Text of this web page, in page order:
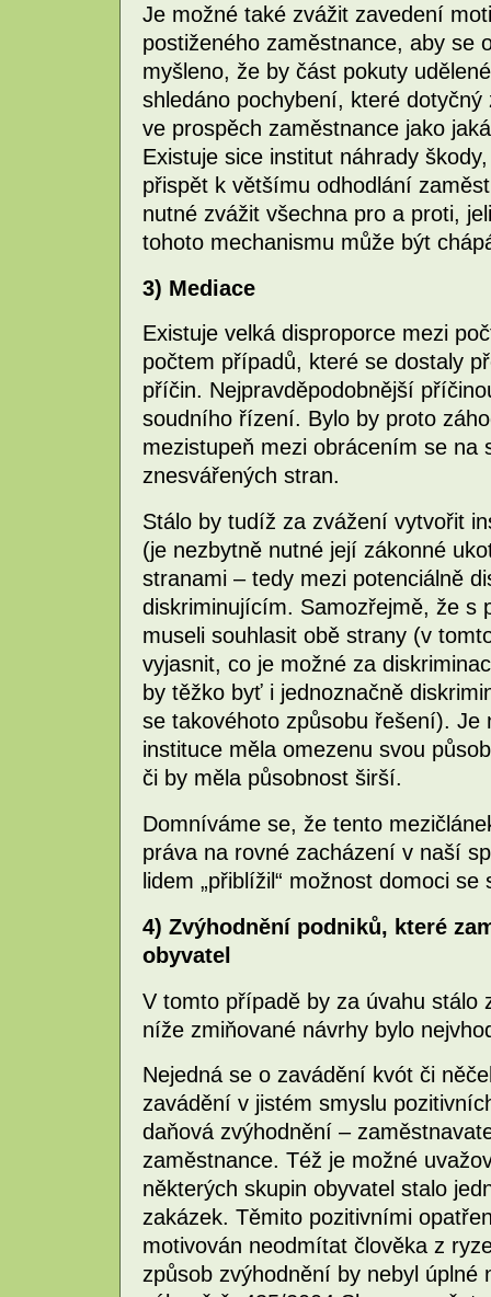
Je možné také zvážit zavedení
postiženého zaměstnance, aby se
myšleno, že by část pokuty
shledáno pochybení, které
ve prospěch zaměstnance jako
Existuje sice institut náhrady
přispět k většímu odhodlání
nutné zvážit všechna pro a proti,
tohoto mechanismu může být
3) Mediace
Existuje velká disproporce mezi
počtem případů, které se dostaly
příčin. Nejpravděpodobnější
soudního řízení. Bylo by proto
mezistupeň mezi obrácením se na
znesvářených stran.
Stálo by tudíž za zvážení vytvořit
(je nezbytně nutné její zákonné
stranami – tedy mezi potenciálně
diskriminujícím. Samozřejmě, že s
museli souhlasit obě strany (v
vyjasnit, co je možné za
by těžko byť i jednoznačně
se takovéhoto způsobu řešení).
instituce měla omezenu svou
či by měla působnost širší.
Domníváme se, že tento
práva na rovné zacházení v naší
lidem „přiblížil“ možnost domoci se
4) Zvýhodnění podniků, které
obyvatel
V tomto případě by za úvahu stálo
níže zmiňované návrhy bylo
Nejedná se o zavádění kvót či
zavádění v jistém smyslu
daňová zvýhodnění –
zaměstnance. Též je možné
některých skupin obyvatel stalo
zakázek. Těmito pozitivními
motivován neodmítat člověka z
způsob zvýhodnění by nebyl